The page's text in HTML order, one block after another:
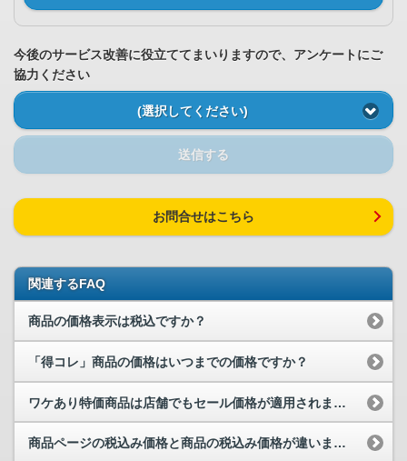
今後のサービス改善に役立ててまいりますので、アンケートにご
協力ください
(選択してください)
送信する
お問合せはこちら
関連するFAQ
商品の価格表示は税込ですか？
「得コレ」商品の価格はいつまでの価格ですか？
ワケあり特価商品は店舗でもセール価格が適用されますか？
商品ページの税込み価格と商品の税込み価格が違います。消費税の計算方法を教え...